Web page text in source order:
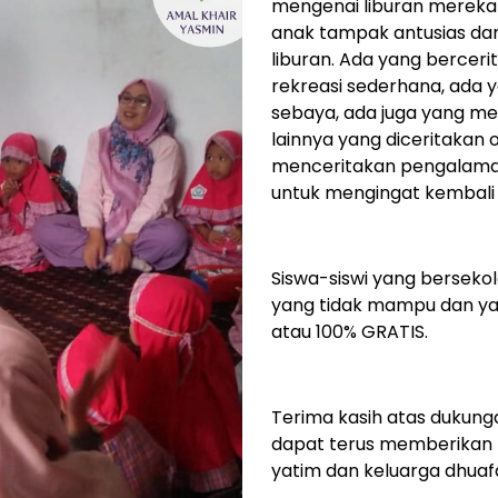
mengenai liburan
anak tampak antusias
liburan. Ada yang
rekreasi sederhana, ada
sebaya, ada juga yang
lainnya yang diceritakan
menceritakan
untuk mengingat kembali
Siswa-siswi yang
yang tidak mampu dan
atau 100% GRATIS.
Terima kasih atas
dapat terus memberikan
yatim dan keluarga